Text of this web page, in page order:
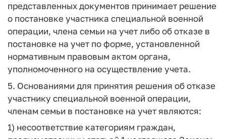
представленных документов принимает решение
о постановке участника специальной военной
операции, члена семьи на учет либо об отказе в
постановке на учет по форме, установленной
нормативным правовым актом органа,
уполномоченного на осуществление учета.
5. Основаниями для принятия решения об отказе
участнику специальной военной операции,
членам семьи в постановке на учет являются:
1) несоответствие категориям граждан,